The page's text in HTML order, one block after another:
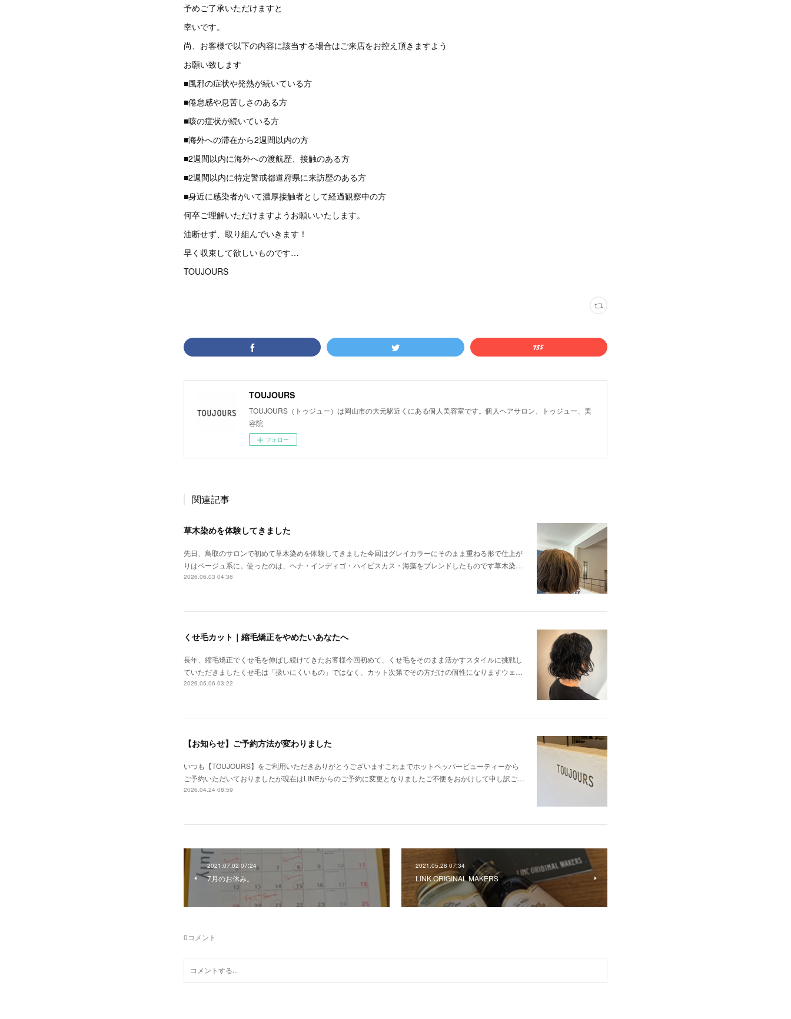
予めご了承いただけますと
幸いです。
尚、お客様で以下の内容に該当する場合はご来店をお控え頂きますよう
お願い致します
■風邪の症状や発熱が続いている方
■倦怠感や息苦しさのある方
■咳の症状が続いている方
■海外への滞在から2週間以内の方
■2週間以内に海外への渡航歴、接触のある方
■2週間以内に特定警戒都道府県に来訪歴のある方
■身近に感染者がいて濃厚接触者として経過観察中の方
何卒ご理解いただけますようお願いいたします。
油断せず、取り組んでいきます！
早く収束して欲しいものです…
TOUJOURS
TOUJOURS
TOUJOURS（トゥジュー）は岡山市の大元駅近くにある個人美容室です。個人ヘアサロン、トゥジュー、美
容院
フォロー
関連記事
草木染めを体験してきました
先日、鳥取のサロンで初めて草木染めを体験してきました今回はグレイカラーにそのまま重ねる形で仕上が
りはベージュ系に。使ったのは、ヘナ・インディゴ・ハイビスカス・海藻をブレンドしたものです草木染…
2026.06.03 04:36
くせ毛カット｜縮毛矯正をやめたいあなたへ
長年、縮毛矯正でくせ毛を伸ばし続けてきたお客様今回初めて、くせ毛をそのまま活かすスタイルに挑戦し
ていただきましたくせ毛は「扱いにくいもの」ではなく、カット次第でその方だけの個性になりますウェ…
2026.05.06 03:22
【お知らせ】ご予約方法が変わりました
いつも【TOUJOURS】をご利用いただきありがとうございますこれまでホットペッパービューティーから
ご予約いただいておりましたが現在はLINEからのご予約に変更となりましたご不便をおかけして申し訳ご…
2026.04.24 08:59
2021.07.02 07:24
7月のお休み。
2021.05.28 07:34
LINK ORIGINAL MAKERS
0コメント